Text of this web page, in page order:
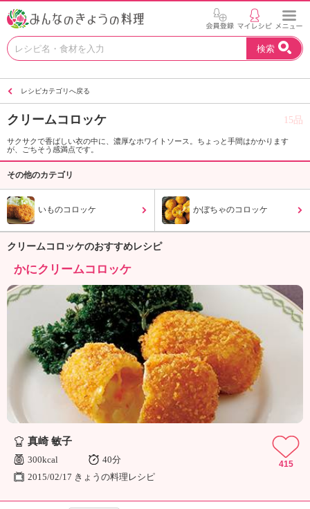
お
い
を
う
H
エ
デ
ュ
ケ
ー
シ
ョ
ナ
ル
「
の
ょ
検索
レシピカテゴリへ戻る
クリームコロッケ 15品
サクサクで香ばしい衣の中に、濃厚なホワイトソース。ちょっと手間はかかります
が、ごちそう感満点です。
その他のカテゴリ
いものコロッケ かぼちゃのコロッケ
クリームコロッケのおすすめレシピ
かにクリームコロッケ
真崎 敏子
300kcal
40分
2015/02/17 きょうの料理レシピ
415